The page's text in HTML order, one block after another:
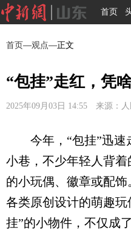
首页
首页—观点—正文
“包挂”走红，凭
2025年09月03日 14:55 来源：
今年，“包挂”迅速
小巷，不少年轻人背
的小玩偶、徽章或配
各类原创设计的萌趣
挂”的小物件，不仅成